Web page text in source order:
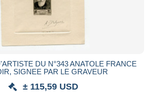
DU N°343 ANATOLE FRANCE
SIGNEE PAR LE GRAVEUR
± 115,59 USD